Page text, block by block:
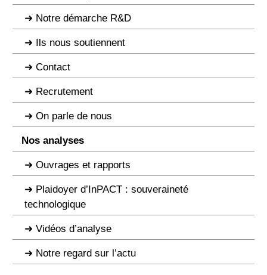
Notre démarche R&D
Ils nous soutiennent
Contact
Recrutement
On parle de nous
Nos analyses
Ouvrages et rapports
Plaidoyer d’InPACT : souveraineté
technologique
Vidéos d’analyse
Notre regard sur l’actu